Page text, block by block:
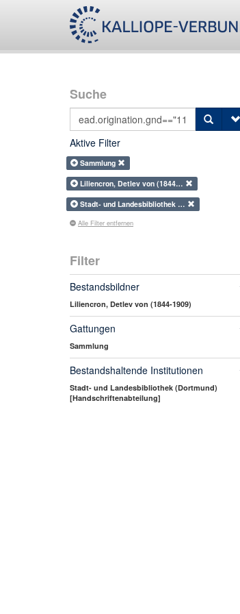
Suche
Aktive Filter
Sammlung
Liliencron, Detlev von (1844…
Stadt- und Landesbibliothek …
Alle Filter entfernen
Filter
Bestandsbildner
Liliencron, Detlev von (1844-1909)
Gattungen
Sammlung
Bestandshaltende Institutionen
Stadt- und Landesbibliothek (Dortmund)
[Handschriftenabteilung]